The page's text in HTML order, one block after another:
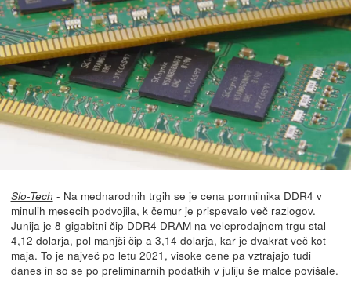
Slo-Tech - Na mednarodnih trgih se je cena pomnilnika DDR4 v
minulih mesecih podvojila, k čemur je prispevalo več razlogov.
Junija je 8-gigabitni čip DDR4 DRAM na veleprodajnem trgu stal
4,12 dolarja, pol manjši čip a 3,14 dolarja, kar je dvakrat več kot
maja. To je največ po letu 2021, visoke cene pa vztrajajo tudi
danes in so se po preliminarnih podatkih v juliju še malce povišale.